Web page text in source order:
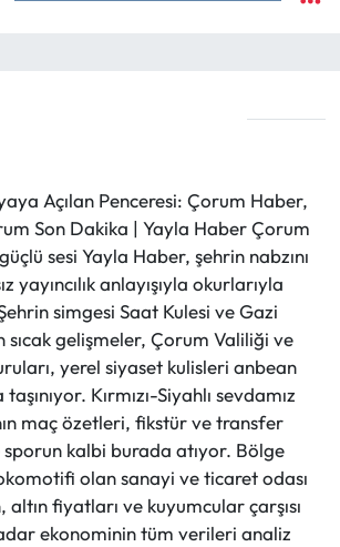
Açılan Penceresi: Çorum Haber,
Son Dakika | Yayla Haber Çorum
güçlü sesi Yayla Haber, şehrin nabzını
yayıncılık anlayışıyla okurlarıyla
simgesi Saat Kulesi ve Gazi
sıcak gelişmeler, Çorum Valiliği ve
yerel siyaset kulisleri anbean
Kırmızı-Siyahlı sevdamız
maç özetleri, fikstür ve transfer
kalbi burada atıyor. Bölge
olan sanayi ve ticaret odası
fiyatları ve kuyumcular çarşısı
ekonominin tüm verileri analiz